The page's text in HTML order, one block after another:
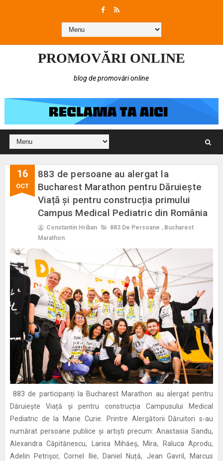
PROMOVĂRI ONLINE
blog de promovări online
16
OCT
883 de persoane au alergat la
Bucharest Marathon pentru Dăruiește
Viață și pentru construcția primului
Campus Medical Pediatric din România
Constantin Hriban 883 De Persoane , Bucharest
Marathon
883 de participanți la Bucharest Marathon au alergat pentru
Dăruiește Viață și pentru construcția Campusului Medical
Pediatric de la Marie Curie. Printre Alergătorii Dăruitori s-au
numărat persoane publice și artiști precum: Anastasia Sandu,
Alexandra Căpitănescu, Larisa Mihăeș, Mira, Raluca Aprodu,
Adelin Petrișor, Cornel Ilie, Daniel Nuță, Jean Gavril, Marcus